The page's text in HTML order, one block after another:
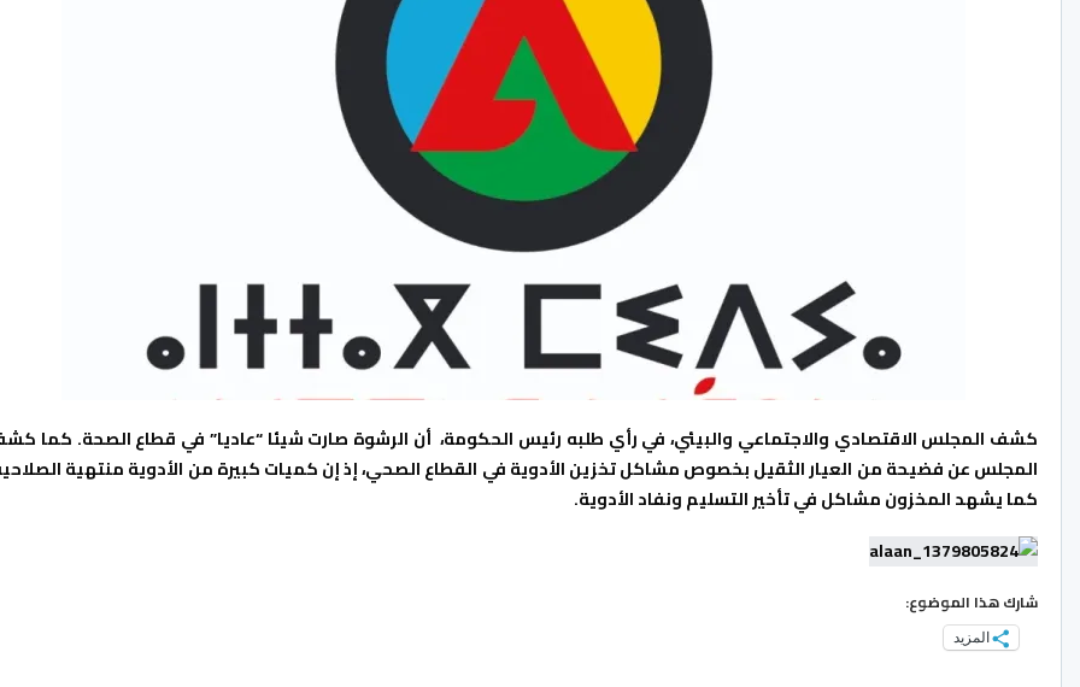
كشف المجلس الاقتصادي والاجتماعي والبيئي، في رأي طلبه رئيس الحكومة، أن الرشوة صارت شيئا “عاديا” في قطاع الصحة. كما
المجلس عن فضيحة من العيار الثقيل بخصوص مشاكل تخزين الأدوية في القطاع الصحي، إذ إن كميات كبيرة من الأدوية منتهية
كما يشهد المخزون مشاكل في تأخير التسليم ونفاد الأدوية.
شارك هذا الموضوع:
المزيد